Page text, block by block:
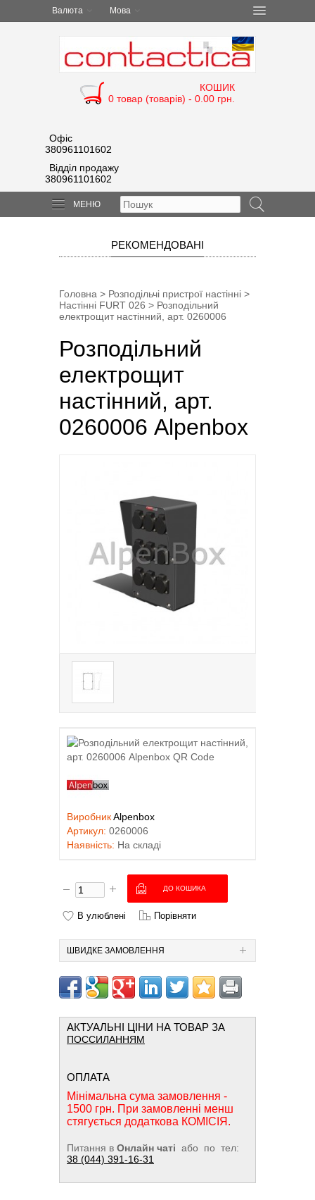
Валюта Мова
КОШИК
0 товар (товарів) - 0.00 грн.
Офіс
380961101602
Відділ продажу
380961101602
МЕНЮ
РЕКОМЕНДОВАНІ
Головна > Розподільчі пристрої настінні >
Настінні FURT 026 > Розподільний
електрощит настінний, арт. 0260006
Розподільний
електрощит
настінний, арт.
0260006 Alpenbox
ВиробникAlpenbox
Артикул: 0260006
Наявність: На складі
В улюблені Порівняти
ШВИДКЕ ЗАМОВЛЕННЯ
АКТУАЛЬНІ ЦІНИ НА ТОВАР ЗА
ПОССИЛАННЯМ
ОПЛАТА
Мінімальна сума замовлення -
1500 грн. При замовленні менш
стягується додаткова КОМІСІЯ.
Питання в Онлайн чаті або по тел:
38 (044) 391-16-31